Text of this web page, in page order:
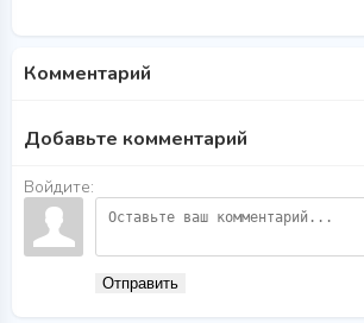
Комментарий
Добавьте комментарий
Войдите:
Отправить